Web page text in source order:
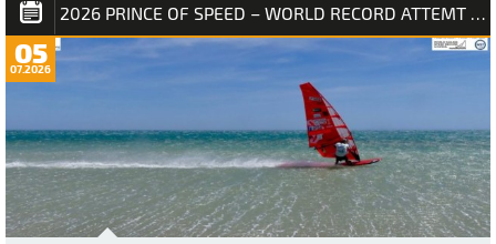
2026 PRINCE OF SPEED – WORLD RECORD ATTEMT NM
05
07.2026